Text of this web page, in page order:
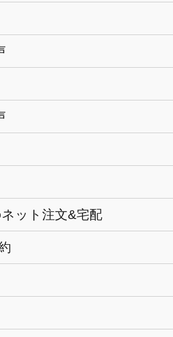
ット注文&宅配